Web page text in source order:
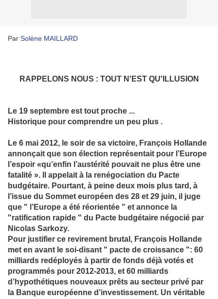
Par Solène MAILLARD
RAPPELONS NOUS : TOUT N'EST QU'ILLUSION
Le 19 septembre est tout proche ...
Historique pour comprendre un peu plus .
Le 6 mai 2012, le soir de sa victoire, François Hollande
annonçait que son élection représentait pour l’Europe
l’espoir «qu’enfin l’austérité pouvait ne plus être une
fatalité ». Il appelait à la renégociation du Pacte
budgétaire. Pourtant, à peine deux mois plus tard, à
l’issue du Sommet européen des 28 et 29 juin, il juge
que " l’Europe a été réorientée " et annonce la
"ratification rapide " du Pacte budgétaire négocié par
Nicolas Sarkozy.
Pour justifier ce revirement brutal, François Hollande
met en avant le soi-disant " pacte de croissance ": 60
milliards redéployés à partir de fonds déjà votés et
programmés pour 2012-2013, et 60 milliards
d’hypothétiques nouveaux prêts au secteur privé par
la Banque européenne d’investissement. Un véritable